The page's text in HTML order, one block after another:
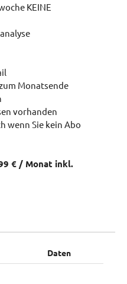
KEINE
Monatsende
vorhanden
wenn Sie kein Abo
€ / Monat inkl.
Daten